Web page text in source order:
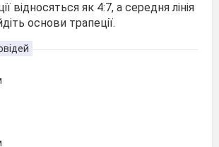
відносяться як 4:7, а середня лінія
основи трапеції.